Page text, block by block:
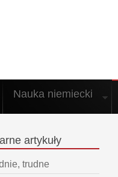
Nauka niemiecki
artykuły
trudne